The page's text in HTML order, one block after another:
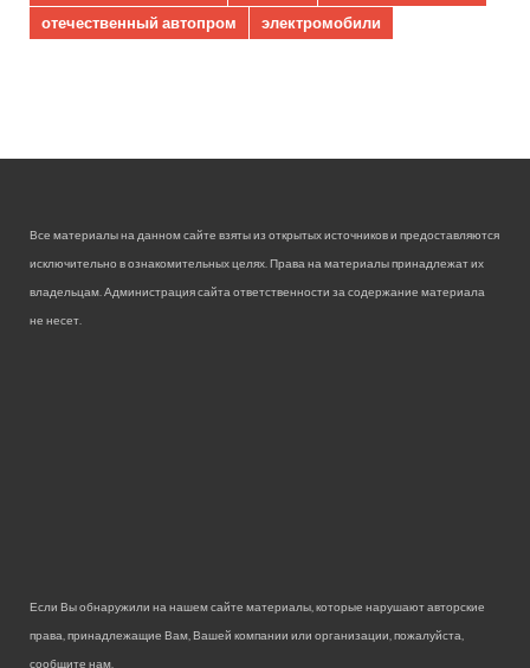
отечественный автопром
электромобили
Все материалы на данном сайте взяты из открытых источников и предоставляются
исключительно в ознакомительных целях. Права на материалы принадлежат их
владельцам. Администрация сайта ответственности за содержание материала
не несет.
Если Вы обнаружили на нашем сайте материалы, которые нарушают авторские
права, принадлежащие Вам, Вашей компании или организации, пожалуйста,
сообщите нам.